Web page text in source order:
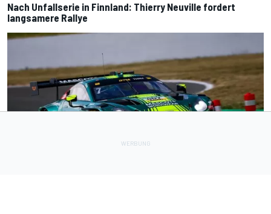
Nach Unfallserie in Finnland: Thierry Neuville fordert
langsamere Rallye